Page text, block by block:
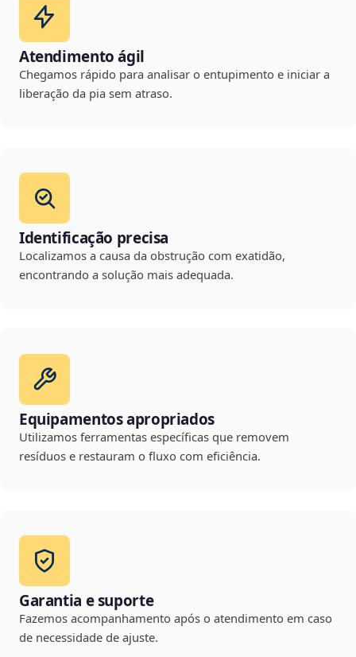
Atendimento ágil
Chegamos rápido para analisar o entupimento e iniciar a
liberação da pia sem atraso.
Identificação precisa
Localizamos a causa da obstrução com exatidão,
encontrando a solução mais adequada.
Equipamentos apropriados
Utilizamos ferramentas específicas que removem
resíduos e restauram o fluxo com eficiência.
Garantia e suporte
Fazemos acompanhamento após o atendimento em caso
de necessidade de ajuste.